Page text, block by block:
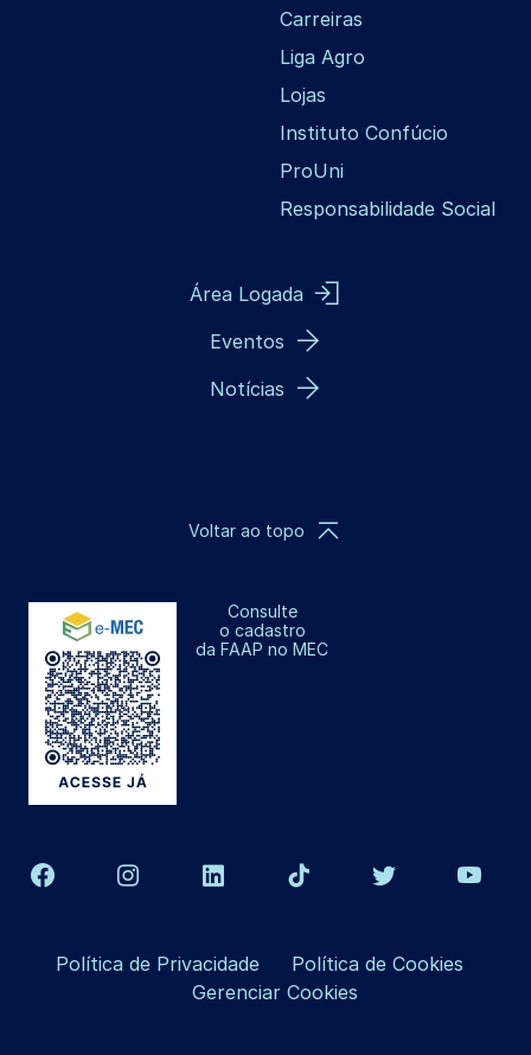
Carreiras
Liga Agro
Lojas
Instituto Confúcio
ProUni
Responsabilidade Social
Área Logada
Eventos
Notícias
Consulte
o cadastro
da FAAP no MEC
Voltar ao topo
Política de Privacidade
Política de Cookies
Gerenciar Cookies